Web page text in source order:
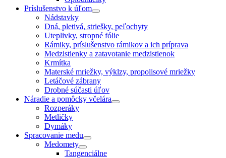
Príslušenstvo k úľom
Nádstavky
Dná, pletivá, striešky, peľochyty
Uteplivky, stropné fólie
Rámiky, príslušenstvo rámikov a ich príprava
Medzistienky a zatavotanie medzistienok
Krmítka
Materské mriežky, výklzy, propolisové mriežky
Letáčové zábrany
Drobné súčasti úľov
Náradie a pomôcky včelára
Rozperáky
Metličky
Dymáky
Spracovanie medu
Medomety
Tangenciálne